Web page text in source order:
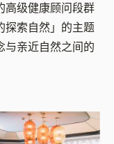
高级健康顾问段群
探索自然」的主题
与亲近自然之间的